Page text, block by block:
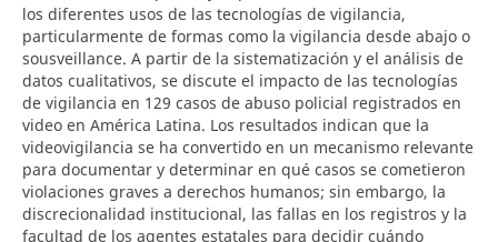
los diferentes usos de las tecnologías de vigilancia,
particularmente de formas como la vigilancia desde abajo o
sousveillance. A partir de la sistematización y el análisis de
datos cualitativos, se discute el impacto de las tecnologías
de vigilancia en 129 casos de abuso policial registrados en
video en América Latina. Los resultados indican que la
videovigilancia se ha convertido en un mecanismo relevante
para documentar y determinar en qué casos se cometieron
violaciones graves a derechos humanos; sin embargo, la
discrecionalidad institucional, las fallas en los registros y la
facultad de los agentes estatales para decidir cuándo